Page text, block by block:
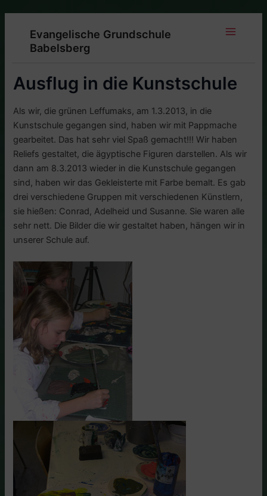
springenEvangelische Grundschule
Babelsberg
Ausflug in die Kunstschule
Als wir, die grünen Leffumaks, am 1.3.2013, in die
Kunstschule gegangen sind, haben wir mit Pappmache
gearbeitet. Das hat sehr viel Spaß gemacht!!! Wir haben
Reliefs gestaltet, die ägyptische Figuren darstellen. Als wir
dann am 8.3.2013 wieder in die Kunstschule gegangen
sind, haben wir das Gekleisterte mit Farbe bemalt. Es gab
drei verschiedene Gruppen mit verschiedenen Künstlern,
sie hießen: Conrad, Adelheid und Susanne. Sie waren alle
sehr nett. Die Bilder die wir gestaltet haben, hängen wir in
unserer Schule auf.